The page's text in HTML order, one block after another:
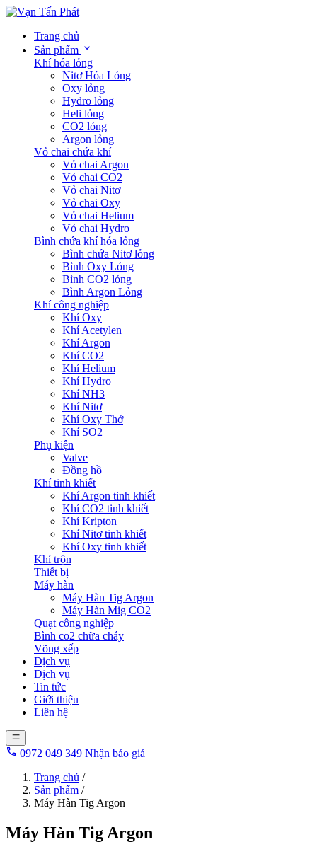
Trang chủ
Sản phẩm
Khí hóa lỏng
Nitơ Hóa Lỏng
Oxy lỏng
Hydro lỏng
Heli lỏng
CO2 lỏng
Argon lỏng
Vỏ chai chứa khí
Vỏ chai Argon
Vỏ chai CO2
Vỏ chai Nitơ
Vỏ chai Oxy
Vỏ chai Helium
Vỏ chai Hydro
Bình chứa khí hóa lỏng
Bình chứa Nitơ lỏng
Bình Oxy Lỏng
Bình CO2 lỏng
Bình Argon Lỏng
Khí công nghiệp
Khí Oxy
Khí Acetylen
Khí Argon
Khí CO2
Khí Helium
Khí Hydro
Khí NH3
Khí Nitơ
Khí Oxy Thở
Khí SO2
Phụ kiện
Valve
Đồng hồ
Khí tinh khiết
Khí Argon tinh khiết
Khí CO2 tinh khiết
Khí Kripton
Khí Nitơ tinh khiết
Khí Oxy tinh khiết
Khí trộn
Thiết bị
Máy hàn
Máy Hàn Tig Argon
Máy Hàn Mig CO2
Quạt công nghiệp
Bình co2 chữa cháy
Võng xếp
Dịch vụ
Dịch vụ
Tin tức
Giới thiệu
Liên hệ
0972 049 349 Nhận báo giá
Trang chủ /
Sản phẩm /
Máy Hàn Tig Argon
Máy Hàn Tig Argon